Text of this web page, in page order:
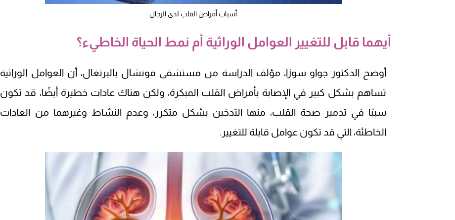
أسباب أمراض القلب لدى الرجال
أيهما قابل للتغيير العوامل الوراثية أم نمط الحياة الخاطيء؟
أوضح الدكتور جواو سوزا، مؤلف الدراسة من مستشفى فونشال بالبرتغال، أن العوامل الوراثية
تساهم بشكل كبير في الإصابة بأمراض القلب المبكرة، ولكن هناك عادات خطيرة أيضًا، قد تكون
سببًا في تدمير صحة القلب، منها التدخين بشكل متكرر، وعدم النشاط وغيرهما من العادات
الخاطئة، التي قد تكون عوامل قابلة للتغيير.